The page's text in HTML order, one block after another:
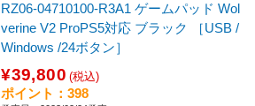
RZ06-04710100-R3A1 ゲームパッド Wol
verine V2 ProPS5対応 ブラック ［USB /
Windows /24ボタン］
¥39,800 (税込)
ポイント：398